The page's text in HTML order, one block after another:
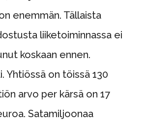
enemmän. Tällaista
liiketoiminnassa ei
koskaan ennen.
Yhtiössä on töissä 130
arvo per kärsä on 17
Satamiljoonaa